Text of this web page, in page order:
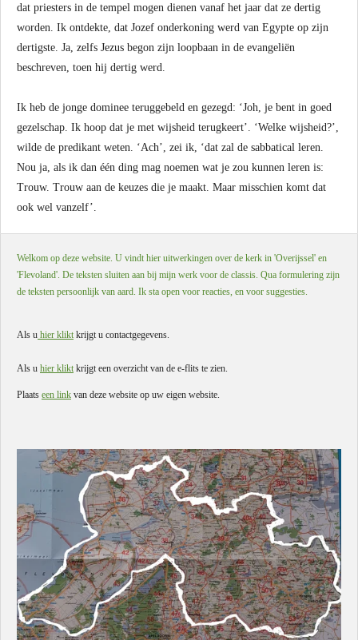
dat priesters in de tempel mogen dienen vanaf het jaar dat ze dertig
worden. Ik ontdekte, dat Jozef onderkoning werd van Egypte op zijn
dertigste. Ja, zelfs Jezus begon zijn loopbaan in de evangeliën
beschreven, toen hij dertig werd.
Ik heb de jonge dominee teruggebeld en gezegd: ‘Joh, je bent in goed
gezelschap. Ik hoop dat je met wijsheid terugkeert’. ‘Welke wijsheid?’,
wilde de predikant weten. ‘Ach’, zei ik, ‘dat zal de sabbatical leren.
Nou ja, als ik dan één ding mag noemen wat je zou kunnen leren is:
Trouw. Trouw aan de keuzes die je maakt. Maar misschien komt dat
ook wel vanzelf’.
Welkom op deze website. U vindt hier uitwerkingen over de kerk in 'Overijssel' en
'Flevoland'. De teksten sluiten aan bij mijn werk voor de classis. Qua formulering zijn
de teksten persoonlijk van aard. Ik sta open voor reacties, en voor suggesties.
Als u hier klikt krijgt u contactgegevens.
Als u hier klikt krijgt een overzicht van de e-flits te zien.
Plaats een link van deze website op uw eigen website.